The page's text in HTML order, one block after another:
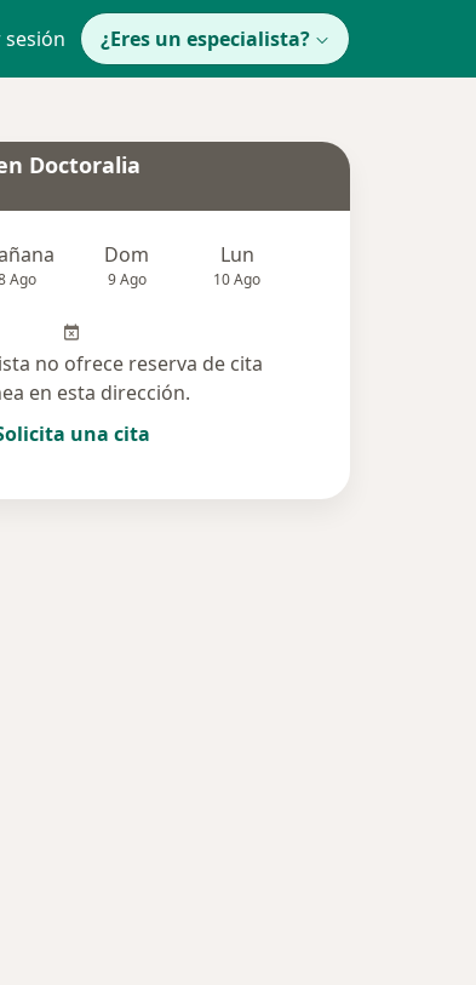
¿Eres un especialista?
Doctoralia
Ago
Dom
9 Ago
Lun
10 Ago
no ofrece reserva de cita
en esta dirección.
una cita